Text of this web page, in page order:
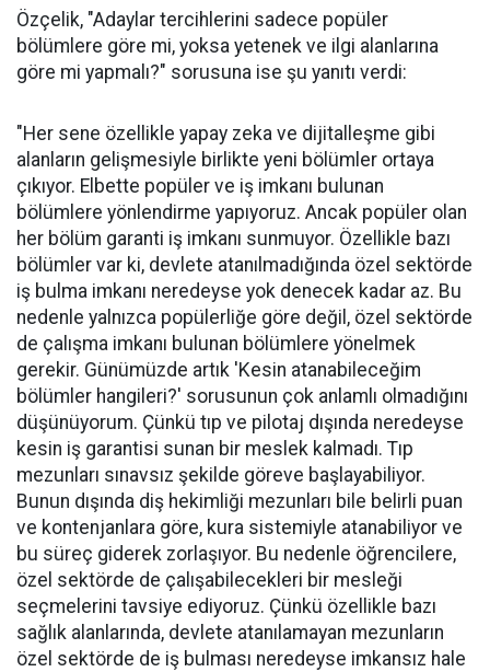
Özçelik, "Adaylar tercihlerini sadece popüler
bölümlere göre mi, yoksa yetenek ve ilgi alanlarına
göre mi yapmalı?" sorusuna ise şu yanıtı verdi:
"Her sene özellikle yapay zeka ve dijitalleşme gibi
alanların gelişmesiyle birlikte yeni bölümler ortaya
çıkıyor. Elbette popüler ve iş imkanı bulunan
bölümlere yönlendirme yapıyoruz. Ancak popüler olan
her bölüm garanti iş imkanı sunmuyor. Özellikle bazı
bölümler var ki, devlete atanılmadığında özel sektörde
iş bulma imkanı neredeyse yok denecek kadar az. Bu
nedenle yalnızca popülerliğe göre değil, özel sektörde
de çalışma imkanı bulunan bölümlere yönelmek
gerekir. Günümüzde artık 'Kesin atanabileceğim
bölümler hangileri?' sorusunun çok anlamlı olmadığını
düşünüyorum. Çünkü tıp ve pilotaj dışında neredeyse
kesin iş garantisi sunan bir meslek kalmadı. Tıp
mezunları sınavsız şekilde göreve başlayabiliyor.
Bunun dışında diş hekimliği mezunları bile belirli puan
ve kontenjanlara göre, kura sistemiyle atanabiliyor ve
bu süreç giderek zorlaşıyor. Bu nedenle öğrencilere,
özel sektörde de çalışabilecekleri bir mesleği
seçmelerini tavsiye ediyoruz. Çünkü özellikle bazı
sağlık alanlarında, devlete atanılamayan mezunların
özel sektörde de iş bulması neredeyse imkansız hale